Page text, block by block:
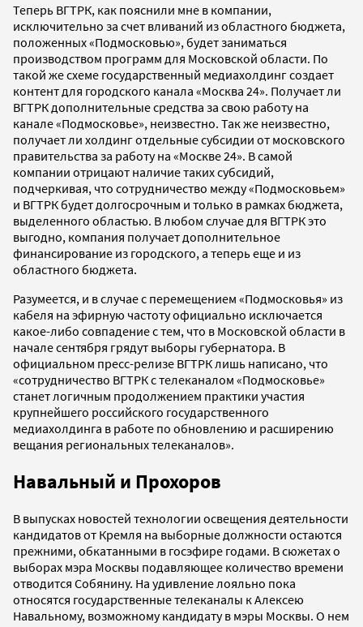
Теперь ВГТРК, как пояснили мне в компании,
исключительно за счет вливаний из областного бюджета,
положенных «Подмосковью», будет заниматься
производством программ для Московской области. По
такой же схеме государственный медиахолдинг создает
контент для городского канала «Москва 24». Получает ли
ВГТРК дополнительные средства за свою работу на
канале «Подмосковье», неизвестно. Так же неизвестно,
получает ли холдинг отдельные субсидии от московского
правительства за работу на «Москве 24». В самой
компании отрицают наличие таких субсидий,
подчеркивая, что сотрудничество между «Подмосковьем»
и ВГТРК будет долгосрочным и только в рамках бюджета,
выделенного областью. В любом случае для ВГТРК это
выгодно, компания получает дополнительное
финансирование из городского, а теперь еще и из
областного бюджета.
Разумеется, и в случае с перемещением «Подмосковья» из
кабеля на эфирную частоту официально исключается
какое-либо совпадение с тем, что в Московской области в
начале сентября грядут выборы губернатора. В
официальном пресс-релизе ВГТРК лишь написано, что
«сотрудничество ВГТРК с телеканалом «Подмосковье»
станет логичным продолжением практики участия
крупнейшего российского государственного
медиахолдинга в работе по обновлению и расширению
вещания региональных телеканалов».
Навальный и Прохоров
В выпусках новостей технологии освещения деятельности
кандидатов от Кремля на выборные должности остаются
прежними, обкатанными в госэфире годами. В сюжетах о
выборах мэра Москвы подавляющее количество времени
отводится Собянину. На удивление лояльно пока
относятся государственные телеканалы к Алексею
Навальному, возможному кандидату в мэры Москвы. О нем